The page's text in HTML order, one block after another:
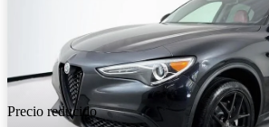
Precio reducido